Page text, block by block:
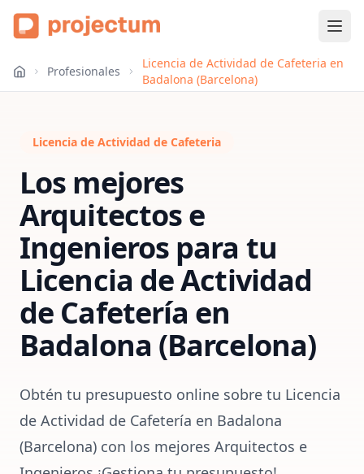
Profesionales
Licencia de Actividad de Cafeteria en
Badalona (Barcelona)
Licencia de Actividad de Cafeteria
Los mejores
Arquitectos e
Ingenieros para tu
Licencia de Actividad
de Cafetería en
Badalona (Barcelona)
Obtén tu presupuesto online sobre tu Licencia
de Actividad de Cafetería en Badalona
(Barcelona) con los mejores Arquitectos e